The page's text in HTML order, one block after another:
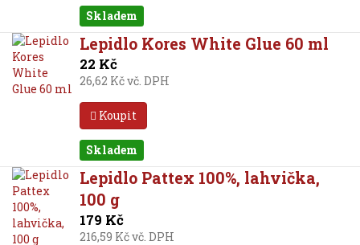
Skladem
Lepidlo Kores White Glue 60 ml
22 Kč
26,62 Kč vč. DPH
Koupit
Skladem
Lepidlo Pattex 100%, lahvička,
100 g
179 Kč
216,59 Kč vč. DPH